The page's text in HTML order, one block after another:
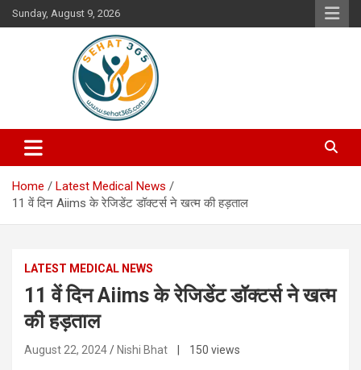
Skip
to
Sunday, August 9, 2026
Sehat365
Your's Complete Health Guide
Home
Latest Medical News
11 वें दिन Aiims के रेजिडेंट डॉक्टर्स ने खत्म की हड़ताल
LATEST MEDICAL NEWS
11 वें दिन Aiims के रेजिडेंट डॉक्टर्स ने खत्म
की हड़ताल
August 22, 2024 Nishi Bhat | 150 views